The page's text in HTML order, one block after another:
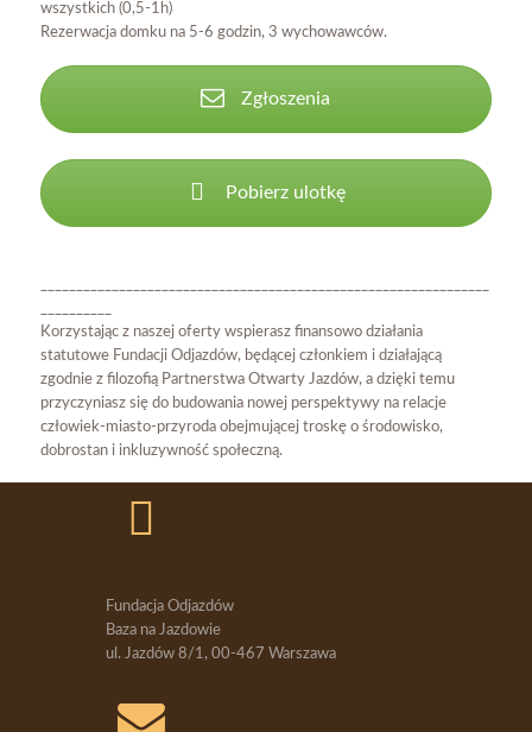
wszystkich (0,5-1h)
Rezerwacja domku na 5-6 godzin, 3 wychowawców.
Zgłoszenia
Pobierz ulotkę
Korzystając z naszej oferty wspierasz finansowo działania
statutowe Fundacji Odjazdów, będącej członkiem i działającą
zgodnie z filozofią Partnerstwa Otwarty Jazdów, a dzięki temu
przyczyniasz się do budowania nowej perspektywy na relacje
człowiek-miasto-przyroda obejmującej troskę o środowisko,
dobrostan i inkluzywność społeczną.
Fundacja Odjazdów
Baza na Jazdowie
ul. Jazdów 8/1, 00-467 Warszawa